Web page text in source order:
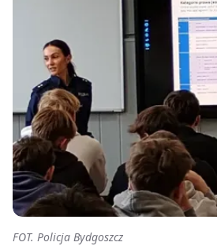
FOT. Policja Bydgoszcz